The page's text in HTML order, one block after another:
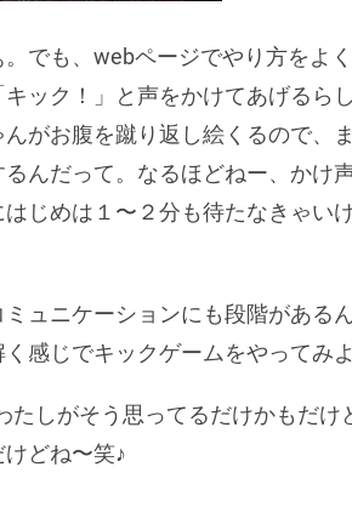
でも、webページでやり方をよ
ック！」と声をかけてあげるら
がお腹を蹴り返し絵くるので、
んだって。なるほどねー、かけ
じめは１〜２分も待たなきゃい
ュニケーションにも段階があるん
感じでキックゲームをやってみよ
しがそう思ってるだけかもだけ
どね〜笑♪